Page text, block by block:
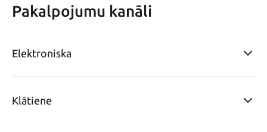
Pakalpojumu kanāli
Elektroniska
Klātiene